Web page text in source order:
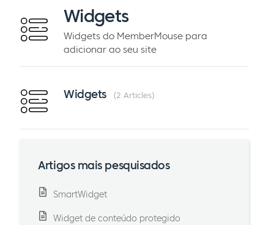
Widgets
Widgets do MemberMouse para
adicionar ao seu site
Widgets 2 Articles
Artigos mais pesquisados
SmartWidget
Widget de conteúdo protegido